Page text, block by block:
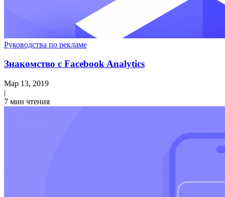
Руководства по рекламе
Знакомство с Facebook Analytics
Мар 13, 2019
|
7 мин чтения